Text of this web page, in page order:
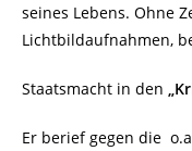
seines Lebens. Ohne
Lichtbildaufnahmen,
Staatsmacht in den
Er berief gegen die